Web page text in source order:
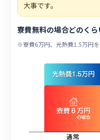
大事です。
寮費無料の場合どのく
※寮費6万円、光熱費1.5万円